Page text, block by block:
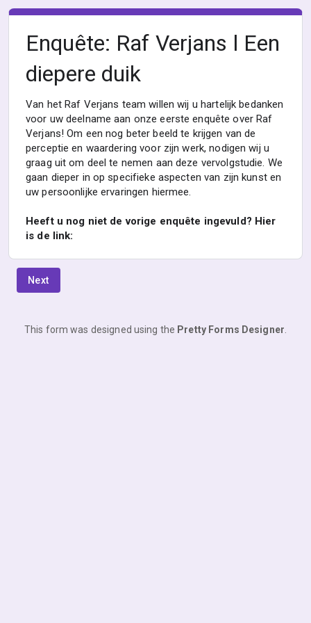
Enquête: Raf Verjans l Een
diepere duik
Van het Raf Verjans team willen wij u hartelijk bedanken
voor uw deelname aan onze eerste enquête over Raf
Verjans! Om een nog beter beeld te krijgen van de
perceptie en waardering voor zijn werk, nodigen wij u
graag uit om deel te nemen aan deze vervolgstudie. We
gaan dieper in op specifieke aspecten van zijn kunst en
uw persoonlijke ervaringen hiermee.
Heeft u nog niet de vorige enquête ingevuld? Hier
is de link:
Next
This form was designed using the Pretty Forms Designer